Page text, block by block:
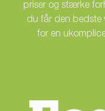
priser og stærke
du får den bedste
for en